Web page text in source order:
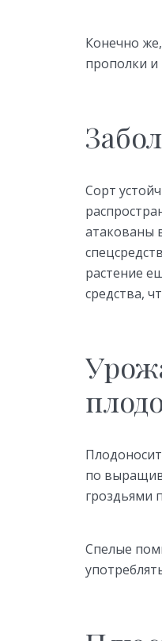
Конечно
прополки и
Сорт
атакованы
растение
средства,
по
гроздьями
Спелые